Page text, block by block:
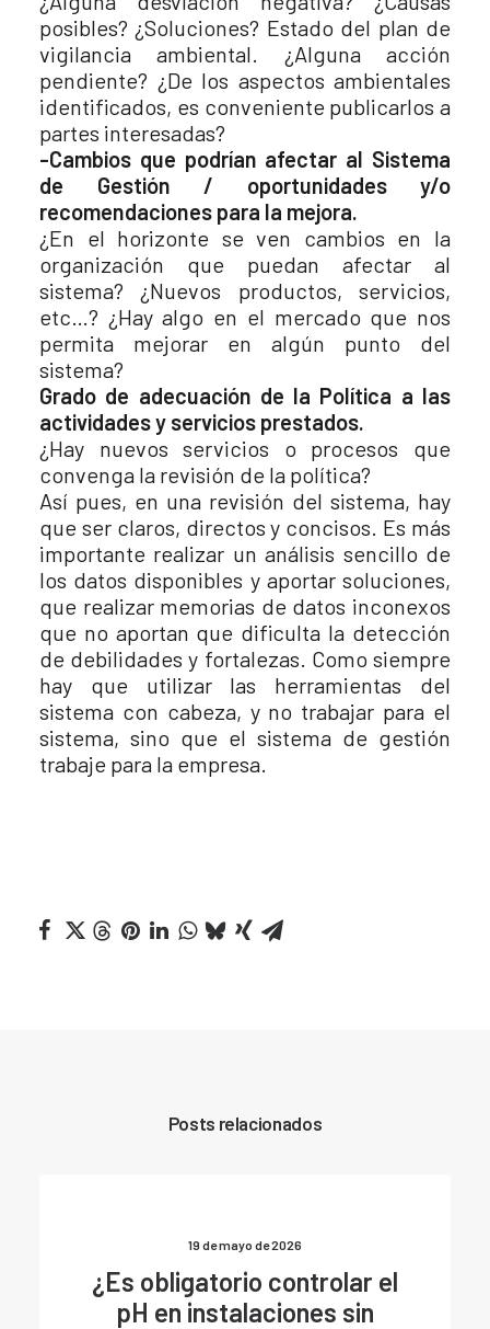
posibles? ¿Soluciones? Estado del plan de
vigilancia ambiental. ¿Alguna acción
pendiente? ¿De los aspectos ambientales
identificados, es conveniente publicarlos a
partes interesadas?
-Cambios que podrían afectar al Sistema
de Gestión / oportunidades y/o
recomendaciones para la mejora.
¿En el horizonte se ven cambios en la
organización que puedan afectar al
sistema? ¿Nuevos productos, servicios,
etc…? ¿Hay algo en el mercado que nos
permita mejorar en algún punto del
sistema?
Grado de adecuación de la Política a las
actividades y servicios prestados.
¿Hay nuevos servicios o procesos que
convenga la revisión de la política?
Así pues, en una revisión del sistema, hay
que ser claros, directos y concisos. Es más
importante realizar un análisis sencillo de
los datos disponibles y aportar soluciones,
que realizar memorias de datos inconexos
que no aportan que dificulta la detección
de debilidades y fortalezas. Como siempre
hay que utilizar las herramientas del
sistema con cabeza, y no trabajar para el
sistema, sino que el sistema de gestión
trabaje para la empresa.
Posts relacionados
19 de mayo de 2026
¿Es obligatorio controlar el
pH en instalaciones sin